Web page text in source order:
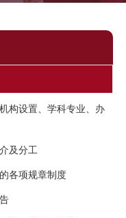
构设置、学科专业、办
及分工
各项规章制度